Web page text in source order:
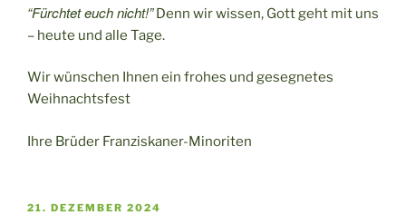
“Fürchtet euch nicht!”Denn wir wissen, Gott geht mit uns
– heute und alle Tage.
Wir wünschen Ihnen ein frohes und gesegnetes
Weihnachtsfest
Ihre Brüder Franziskaner-Minoriten
VERÖFFENTLICHT
21. DEZEMBER 2024